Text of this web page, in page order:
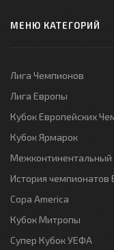
МЕНЮ КАТЕГОРИЙ
Лига Чемпионов
Лига Европы
Кубок Европейских
Кубок Ярмарок
Межконтинентальный
История чемпионатов
Copa America
Кубок Митропы
Супер Кубок УЕФА